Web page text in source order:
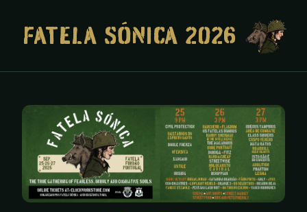
FATELA SÓNICA 2026